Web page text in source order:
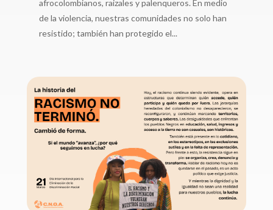
afrocolombianos, raizales y palenqueros. En medio
de la violencia, nuestras comunidades no solo han
resistido; también han protegido el...